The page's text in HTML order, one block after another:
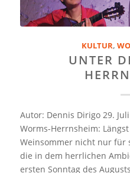
KULTUR,
UNTER
Autor: Dennis Dirigo 29.
Worms-Herrnsheim:
Weinsommer nicht nur für
die in dem herrlichen
ersten Sonntag des